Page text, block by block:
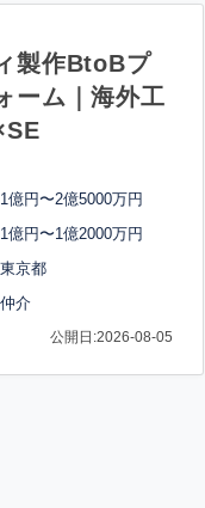
製作BtoBプ
ーム｜海外工
1億円〜2億5000万円
1億円〜1億2000万円
東京都
仲介
公開日:2026-08-05